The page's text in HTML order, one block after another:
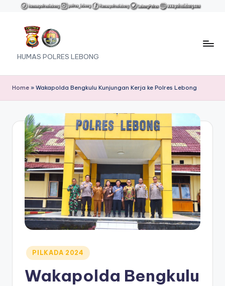
content
HUMAS POLRES LEBONG
Home » Wakapolda Bengkulu Kunjungan Kerja ke Polres Lebong
Posted
in
PILKADA 2024
Wakapolda Bengkulu